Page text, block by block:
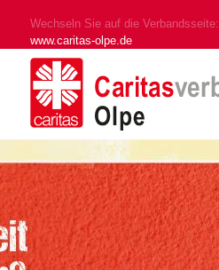
Wechseln Sie auf die Verbandsseite:
www.caritas-olpe.de